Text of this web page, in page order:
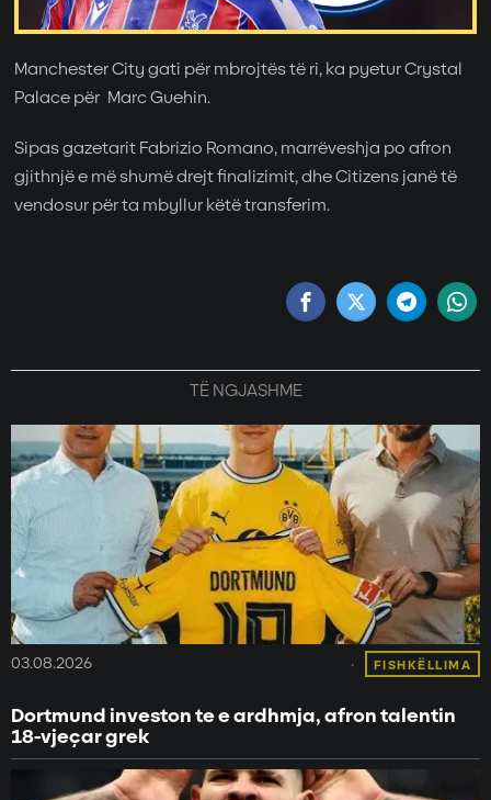
Manchester City gati për mbrojtës të ri, ka pyetur Crystal
Palace për Marc Guehin.
Sipas gazetarit Fabrizio Romano, marrëveshja po afron
gjithnjë e më shumë drejt finalizimit, dhe Citizens janë të
vendosur për ta mbyllur këtë transferim.
TË NGJASHME
03.08.2026 FISHKËLLIMA
Dortmund investon te e ardhmja, afron talentin
18-vjeçar grek